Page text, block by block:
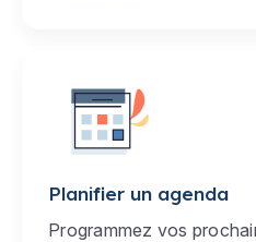
Planifier un agenda
Programmez vos